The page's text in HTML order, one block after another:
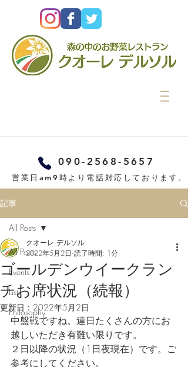
090-2568-5657
営業日am9時より電話対応しております。
記事
All Posts
Events
Lists
Philosophy
All Posts
ゴールデンウイークラン
チお席状況（続報）
クオーレ デルソル
2022年5月2日 読了時間: 1分
更新日： 2022年5月2日
中盤戦ですね。連日たくさんの方にお
越しいただき有難い限りです。
２日以降の状況（1日夜現在）です。ご
参考にしてください。